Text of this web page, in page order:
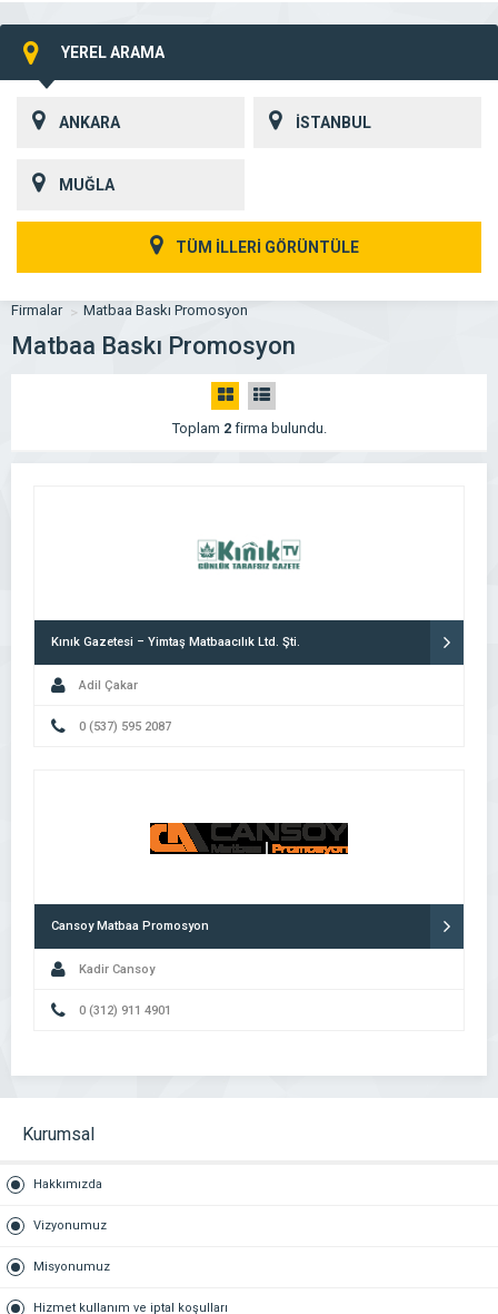
YEREL ARAMA
ANKARA İSTANBUL
MUĞLA
TÜM İLLERİ GÖRÜNTÜLE
Firmalar Matbaa Baskı Promosyon
Matbaa Baskı Promosyon
Toplam 2firma bulundu.
Kınık Gazetesi – Yimtaş Matbaacılık Ltd. Şti.
Adil Çakar
0 (537) 595 2087
Cansoy Matbaa Promosyon
Kadir Cansoy
0 (312) 911 4901
Kurumsal
Hakkımızda
Vizyonumuz
Misyonumuz
Hizmet kullanım ve iptal koşulları